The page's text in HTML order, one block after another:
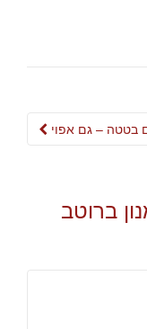
Post
בטטה – גם אפוי
ברוטב